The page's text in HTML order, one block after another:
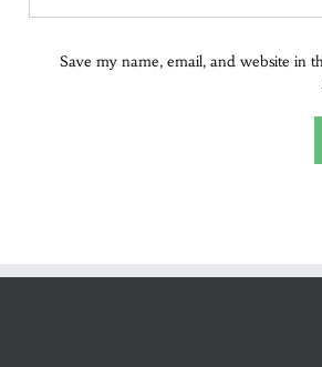
Save my name, email, and website in